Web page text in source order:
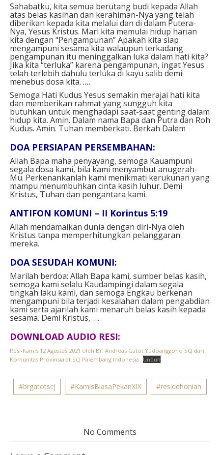
Sahabatku, kita semua berutang budi kepada Allah
atas belas kasihan dan kerahiman-Nya yang telah
diberikan kepada kita melalui dan di dalam Putera-
Nya, Yesus Kristus. Mari kita memulai hidup harian
kita dengan “Pengampunan”Apakah kita siap
mengampuni sesama kita walaupun terkadang
pengampunan itu meninggalkan luka dalam hati kita?
Jika kita “terluka” karena pengampunan, ingat Yesus
telah terlebih dahulu terluka di kayu salib demi
menebus dosa kita. ….
Semoga Hati Kudus Yesus semakin merajai hati kita
dan memberikan rahmat yang sungguh kita
butuhkan untuk menghadapi saat-saat genting dalam
hidup kita. Amin. Dalam nama Bapa dan Putra dan Roh
Kudus. Amin. Tuhan memberkati. Berkah Dalem
DOA PERSIAPAN PERSEMBAHAN:
Allah Bapa maha penyayang, semoga Kauampuni
segala dosa kami, bila kami menyambut anugerah-
Mu. Perkenankanlah kami menikmati kerukunan yang
mampu menumbuhkan cinta kasih luhur. Demi
Kristus, Tuhan dan pengantara kami.
ANTIFON KOMUNI – II Korintus 5:19
Allah mendamaikan dunia dengan diri-Nya oleh
Kristus tanpa memperhitungkan pelanggaran
mereka.
DOA SESUDAH KOMUNI:
Marilah berdoa: Allah Bapa kami, sumber belas kasih,
semoga kami selalu Kaudampingi dalam segala
tingkah laku kami, dan semoga Engkau berkenan
mengampuni bila terjadi kesalahan dalam pengabdian
kami serta ajarilah kami menaruh belas kasih kepada
sesama. Demi Kristus, ….
DOWNLOAD AUDIO RESI:
Resi-Kamis 12 Agustus 2021 oleh Br. Andreas Gatot Yudoanggono SCJ dari
Komunitas Provinsialat SCJ Palembang Indonesia
Unduh
#brgatotscj #KamisBiasaPekanXIX #residehonian
No Comments